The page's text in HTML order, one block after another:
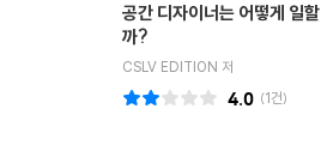
공간 디자이너는 어떻게 일할
까?
CSLV EDITION 저
(1건)
4.0